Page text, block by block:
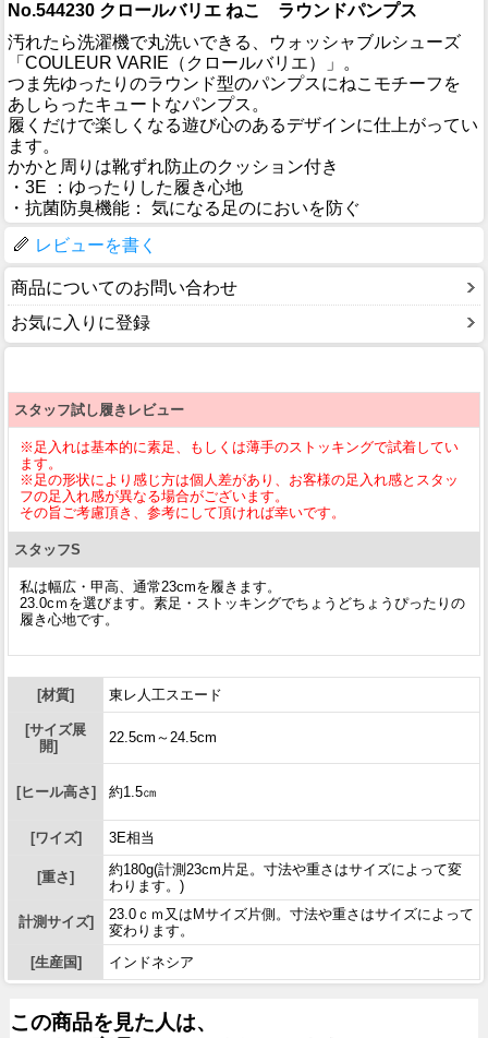
No.544230 クロールバリエ ねこ ラウンドパンプス
汚れたら洗濯機で丸洗いできる、ウォッシャブルシューズ
「COULEUR VARIE（クロールバリエ）」。
つま先ゆったりのラウンド型のパンプスにねこモチーフを
あしらったキュートなパンプス。
履くだけで楽しくなる遊び心のあるデザインに仕上がってい
ます。
かかと周りは靴ずれ防止のクッション付き
・3E ：ゆったりした履き心地
・抗菌防臭機能： 気になる足のにおいを防ぐ
レビューを書く
商品についてのお問い合わせ
お気に入りに登録
スタッフ試し履きレビュー
※足入れは基本的に素足、もしくは薄手のストッキングで試着してい
ます。
※足の形状により感じ方は個人差があり、お客様の足入れ感とスタッ
フの足入れ感が異なる場合がございます。
その旨ご考慮頂き、参考にして頂ければ幸いです。
スタッフS
私は幅広・甲高、通常23cmを履きます。
23.0cｍを選びます。素足・ストッキングでちょうどちょうぴったりの
履き心地です。
[材質] 東レ人工スエード
[サイズ展
開]
22.5cm～24.5cm
[ヒール高さ] 約1.5㎝
[ワイズ] 3E相当
[重さ]
約180g(計測23cm片足。寸法や重さはサイズによって変
わります。)
計測サイズ]
23.0ｃｍ又はMサイズ片側。寸法や重さはサイズによって
変わります。
[生産国]
インドネシア
この商品を見た人は、